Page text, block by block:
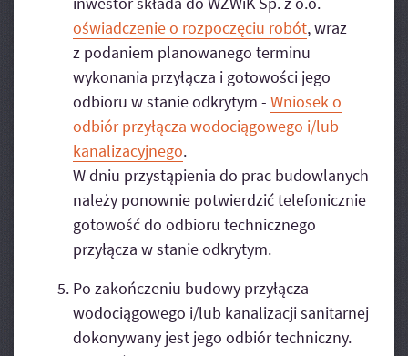
oświadczenie o rozpoczęciu robót, wraz
z podaniem planowanego terminu
wykonania przyłącza i gotowości jego
odbioru w stanie odkrytym - Wniosek o
odbiór przyłącza wodociągowego i/lub
kanalizacyjnego.
W dniu przystąpienia do prac budowlanych
należy ponownie potwierdzić telefonicznie
gotowość do odbioru technicznego
przyłącza w stanie odkrytym.
Po zakończeniu budowy przyłącza
wodociągowego i/lub kanalizacji sanitarnej
dokonywany jest jego odbiór techniczny.